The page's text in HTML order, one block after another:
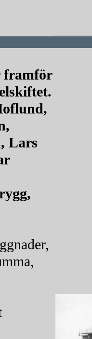
framför
Lars